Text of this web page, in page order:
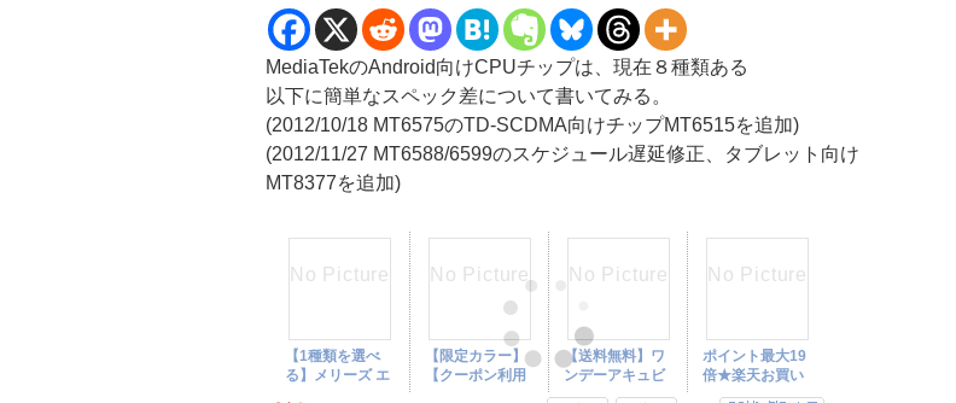
MediaTekのAndroid向けCPUチップは、現在８種類ある
以下に簡単なスペック差について書いてみる。
(2012/10/18 MT6575のTD-SCDMA向けチップMT6515を追加)
(2012/11/27 MT6588/6599のスケジュール遅延修正、タブレット向け
MT8377を追加)